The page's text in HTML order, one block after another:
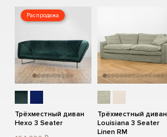
Распродажа
Трёхместный диван
Hexo 3 Seater
Трёхместный диван
Louisiana 3 Seater
Linen RM